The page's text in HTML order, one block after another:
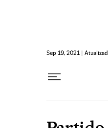
Sep 19, 2021 |